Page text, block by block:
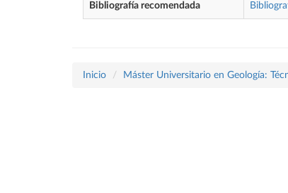
Bibliografía recomendada
Inicio Máster Universitario en Geología: